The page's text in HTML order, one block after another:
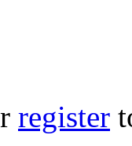
register